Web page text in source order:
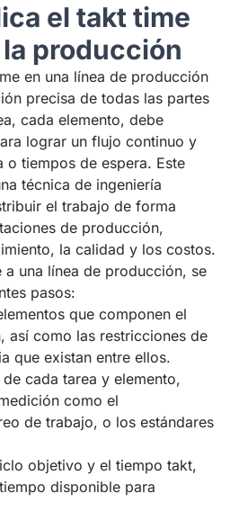
el takt time
producción
en una línea de producción
precisa de todas las partes
cada elemento, debe
lograr un flujo continuo y
tiempos de espera. Este
técnica de ingeniería
el trabajo de forma
de producción,
la calidad y los costos.
a una línea de producción, se
pasos:
que componen el
así como las restricciones de
que existan entre ellos.
cada tarea y elemento,
como el
de trabajo, o los estándares
objetivo y el tiempo takt,
disponible para